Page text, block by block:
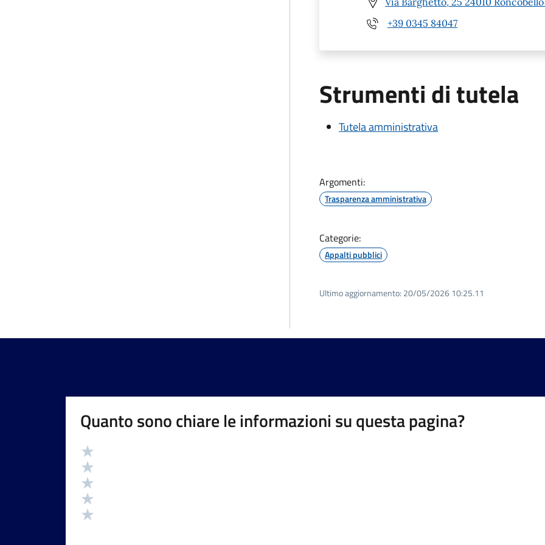
+39 0345 84047
Strumenti di tutela
Tutela amministrativa
Argomenti:
Trasparenza amministrativa
Categorie:
Appalti pubblici
Ultimo aggiornamento: 20/05/2026 10:25.11
Quanto sono chiare le informazioni su questa pagina?
Valutazione